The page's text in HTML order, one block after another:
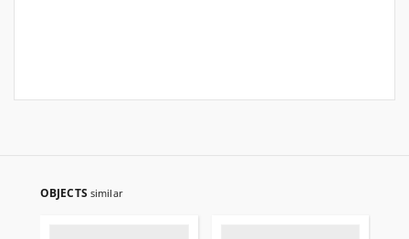
OBJECTS similar